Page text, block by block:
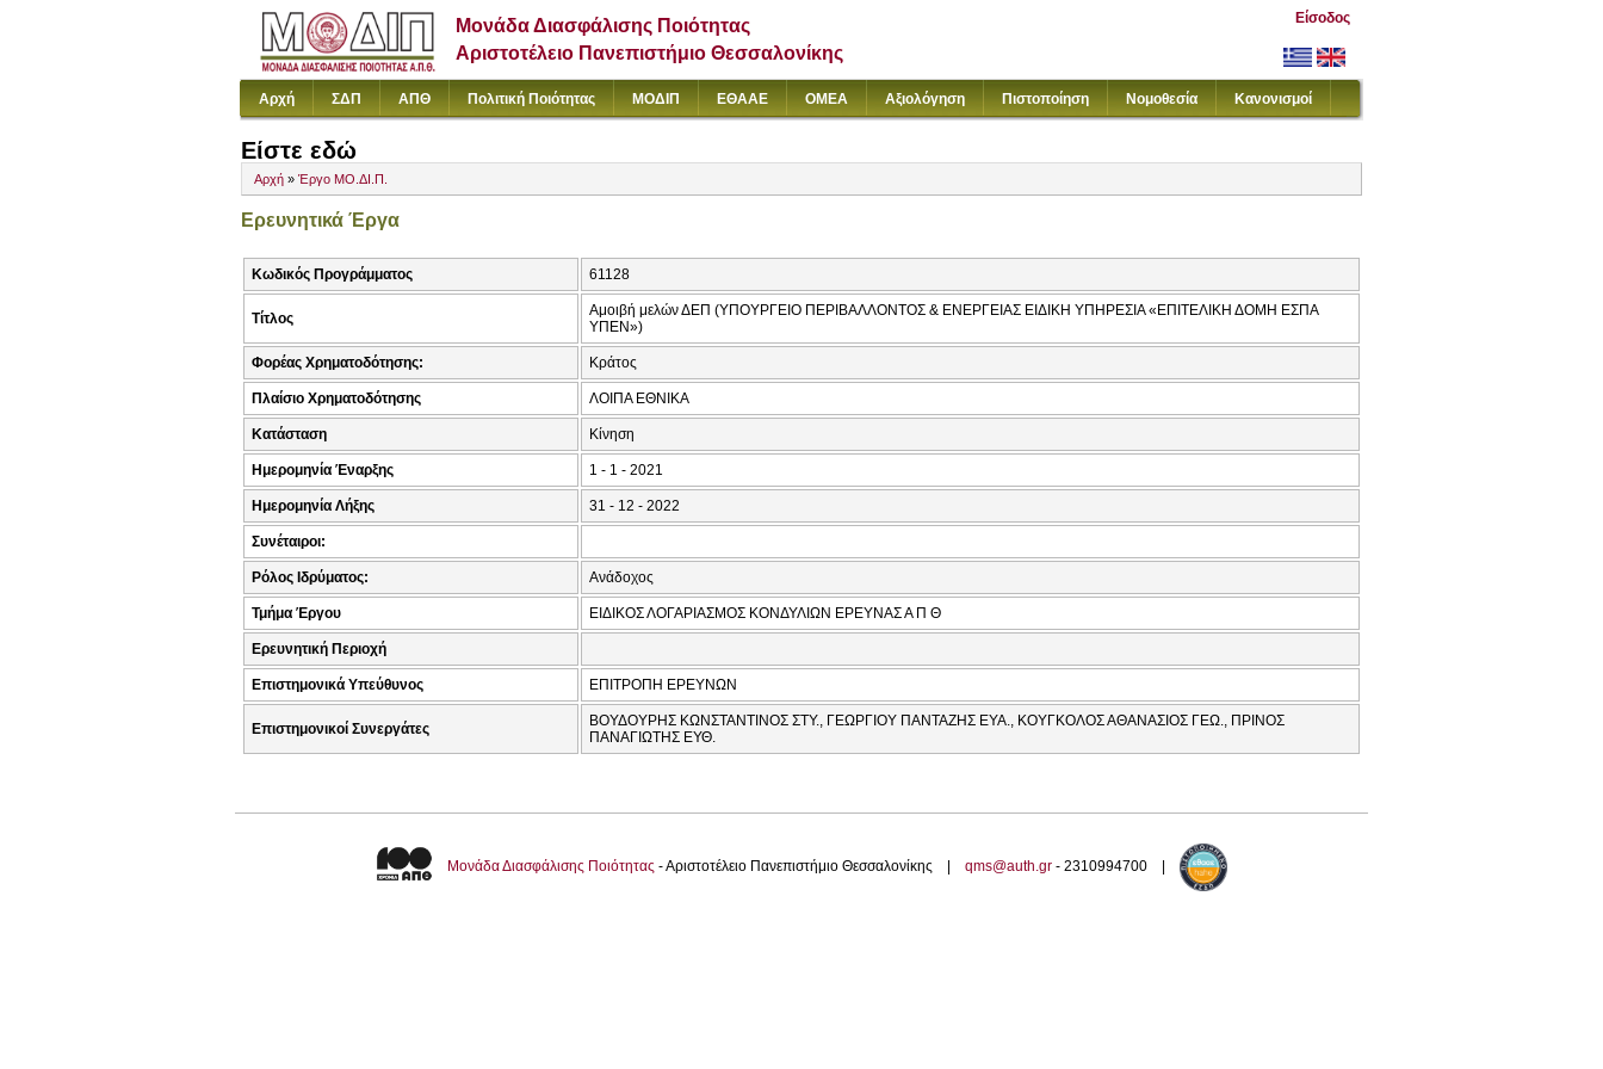
Μονάδα Διασφάλισης Ποιότητας
Αριστοτέλειο Πανεπιστήμιο Θεσσαλονίκης
Είσοδος
Αρχή ΣΔΠ ΑΠΘ Πολιτική Ποιότητας ΜΟΔΙΠ ΕΘΑΑΕ ΟΜΕΑ Αξιολόγηση Πιστοποίηση Νομοθεσία Κανονισμοί
Είστε εδώ
Αρχή » Έργο ΜΟ.ΔΙ.Π.
Ερευνητικά Έργα
Κωδικός Προγράμματος 61128
Τίτλος
Αμοιβή μελών ΔΕΠ (ΥΠΟΥΡΓΕΙΟ ΠΕΡΙΒΑΛΛΟΝΤΟΣ & ΕΝΕΡΓΕΙΑΣ ΕΙΔΙΚΗ ΥΠΗΡΕΣΙΑ «ΕΠΙΤΕΛΙΚΗ ΔΟΜΗ ΕΣΠΑ
ΥΠΕΝ»)
Φορέας Χρηματοδότησης: Κράτος
Πλαίσιο Χρηματοδότησης ΛΟΙΠΑ ΕΘΝΙΚΑ
Κατάσταση Κίνηση
Ημερομηνία Έναρξης 1 - 1 - 2021
Ημερομηνία Λήξης 31 - 12 - 2022
Συνέταιροι:
Ρόλος Ιδρύματος: Ανάδοχος
Τμήμα Έργου ΕΙΔΙΚΟΣ ΛΟΓΑΡΙΑΣΜΟΣ ΚΟΝΔΥΛΙΩΝ ΕΡΕΥΝΑΣ Α Π Θ
Ερευνητική Περιοχή
Επιστημονικά Υπεύθυνος ΕΠΙΤΡΟΠΗ ΕΡΕΥΝΩΝ
Επιστημονικοί Συνεργάτες
ΒΟΥΔΟΥΡΗΣ ΚΩΝΣΤΑΝΤΙΝΟΣ ΣΤΥ., ΓΕΩΡΓΙΟΥ ΠΑΝΤΑΖΗΣ ΕΥΑ., ΚΟΥΓΚΟΛΟΣ ΑΘΑΝΑΣΙΟΣ ΓΕΩ., ΠΡΙΝΟΣ
ΠΑΝΑΓΙΩΤΗΣ ΕΥΘ.
Μονάδα Διασφάλισης Ποιότητας - Αριστοτέλειο Πανεπιστήμιο Θεσσαλονίκης | qms@auth.gr - 2310994700 |